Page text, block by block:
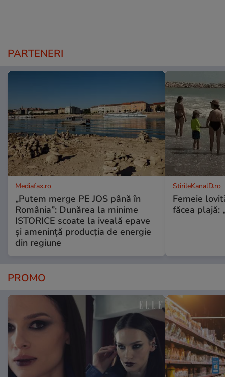
PARTENERI
Mediafax.ro
„Putem merge PE JOS până în
România”: Dunărea la minime
ISTORICE scoate la iveală epave
și amenință producția de energie
din regiune
StirileKanalD.ro
Femeie
făcea plajă:
PROMO